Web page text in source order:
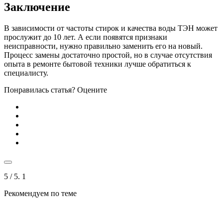
Заключение
В зависимости от частоты стирок и качества воды ТЭН может
прослужит до 10 лет. А если появятся признаки
неисправности, нужно правильно заменить его на новый.
Процесс замены достаточно простой, но в случае отсутствия
опыта в ремонте бытовой техники лучше обратиться к
специалисту.
Понравилась статья? Оцените
5 / 5. 1
Рекомендуем по теме